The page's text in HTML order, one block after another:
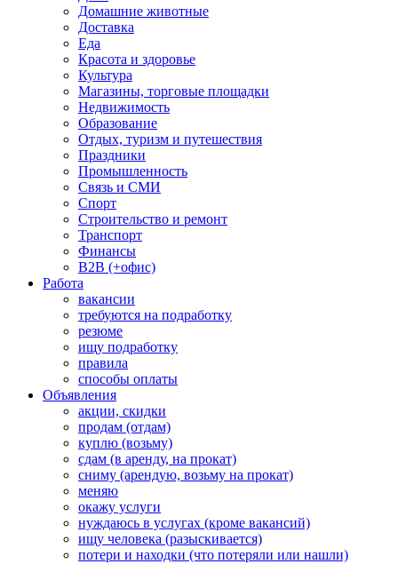
Домашние животные
Доставка
Еда
Красота и здоровье
Культура
Магазины, торговые площадки
Недвижимость
Образование
Отдых, туризм и путешествия
Праздники
Промышленность
Связь и СМИ
Спорт
Строительство и ремонт
Транспорт
Финансы
B2B (+офис)
Работа
вакансии
требуются на подработку
резюме
ищу подработку
правила
способы оплаты
Объявления
акции, скидки
продам (отдам)
куплю (возьму)
сдам (в аренду, на прокат)
сниму (арендую, возьму на прокат)
меняю
окажу услуги
нуждаюсь в услугах (кроме вакансий)
ищу человека (разыскивается)
потери и находки (что потеряли или нашли)